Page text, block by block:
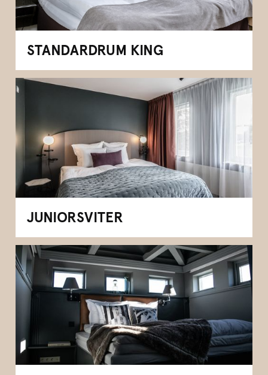
STANDARDRUM KING
JUNIORSVITER